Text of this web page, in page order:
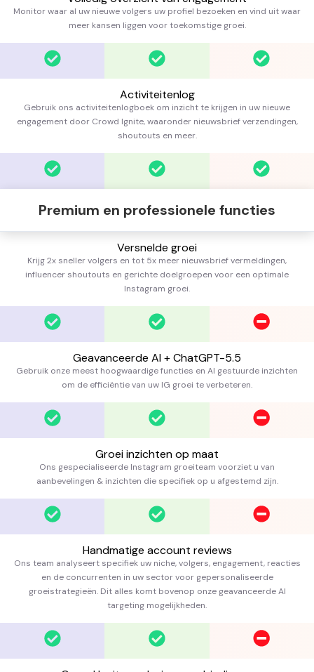
Monitor waar al uw nieuwe volgers uw profiel bezoeken en vind uit waar
meer kansen liggen voor toekomstige groei.
Activiteitenlog
Gebruik ons activiteitenlogboek om inzicht te krijgen in uw nieuwe
engagement door Crowd Ignite, waaronder nieuwsbrief verzendingen,
shoutouts en meer.
Premium en professionele functies
Versnelde groei
Krijg 2x sneller volgers en tot 5x meer nieuwsbrief vermeldingen,
influencer shoutouts en gerichte doelgroepen voor een optimale
Instagram groei.
Geavanceerde AI + ChatGPT-5.5
Gebruik onze meest hoogwaardige functies en AI gestuurde inzichten
om de efficiëntie van uw IG groei te verbeteren.
Groei inzichten op maat
Ons gespecialiseerde Instagram groeiteam voorziet u van
aanbevelingen & inzichten die specifiek op u afgestemd zijn.
Handmatige account reviews
Ons team analyseert specifiek uw niche, volgers, engagement, reacties
en de concurrenten in uw sector voor gepersonaliseerde
groeistrategieën. Dit alles komt bovenop onze geavanceerde AI
targeting mogelijkheden.